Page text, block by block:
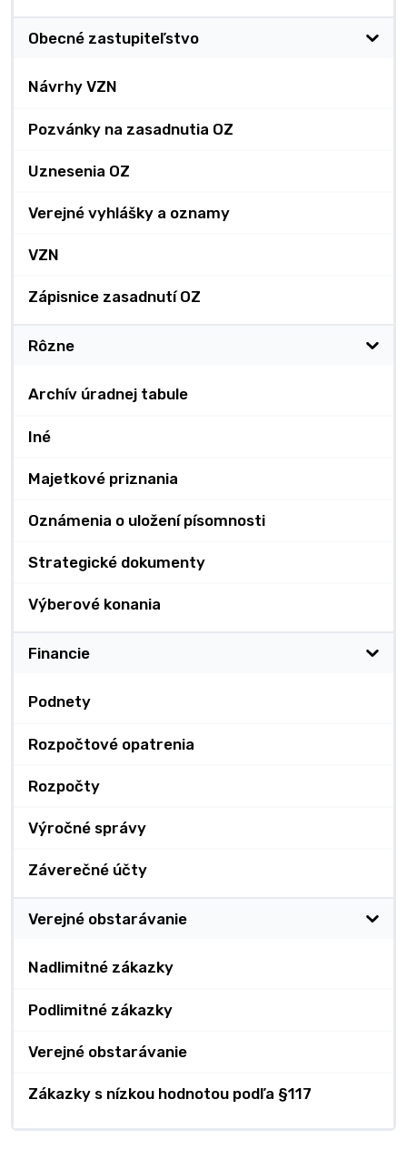
Obecné zastupiteľstvo
Návrhy VZN
Pozvánky na zasadnutia OZ
Uznesenia OZ
Verejné vyhlášky a oznamy
VZN
Zápisnice zasadnutí OZ
Rôzne
Archív úradnej tabule
Iné
Majetkové priznania
Oznámenia o uložení písomnosti
Strategické dokumenty
Výberové konania
Financie
Podnety
Rozpočtové opatrenia
Rozpočty
Výročné správy
Záverečné účty
Verejné obstarávanie
Nadlimitné zákazky
Podlimitné zákazky
Verejné obstarávanie
Zákazky s nízkou hodnotou podľa §117